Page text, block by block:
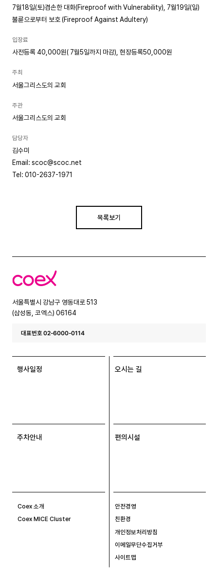
7월18일(토)겸손한 대화(Fireproof with Vulnerability), 7월19일(일)
불륜으로부터 보호 (Fireproof Against Adultery)
입장료
사전등록 40,000원( 7월5일까지 마감), 현장등록50,000원
주최
서울그리스도의 교회
주관
서울그리스도의 교회
담당자
김수미
Email: scoc@scoc.net
Tel: 010-2637-1971
목록보기
코
엑
서울특별시 강남구 영동대로 513
(삼성동, 코엑스) 06164
대표번호 02-6000-0114
행사일정 오시는 길
주차안내 편의시설
Coex 소개
Coex MICE Cluster
안전경영
친환경
개인정보처리방침
이메일무단수집거부
사이트맵